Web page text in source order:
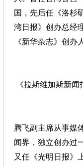
国，先后任《洛杉
湾日报》创办总经
《新华杂志》创办
《拉斯维加斯新
腾飞副主席从事媒
闻界，独立创办过
又任《光明日报》